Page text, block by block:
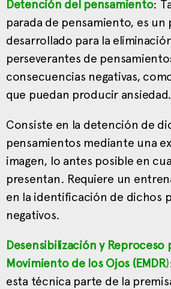
Detención del pensamiento:
parada de pensamiento, es
desarrollado para la
perseverantes de
consecuencias negativas,
que puedan producir ansiedad.
Consiste en la detención de
pensamientos mediante una
imagen, lo antes posible en
presentan. Requiere un
en la identificación de dichos
negativos.
Desensibilización y Reproceso
Movimiento de los Ojos (EMDR)
esta técnica parte de la